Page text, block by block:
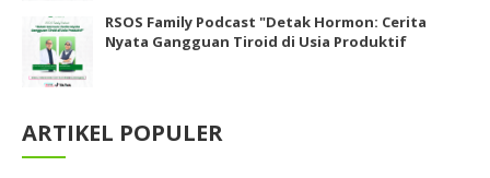
RSOS Family Podcast "Detak Hormon: Cerita
Nyata Gangguan Tiroid di Usia Produktif
ARTIKEL POPULER